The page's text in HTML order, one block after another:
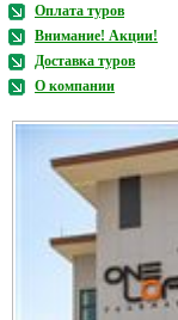
Оплата туров
Внимание! Акции!
Доставка туров
О компании